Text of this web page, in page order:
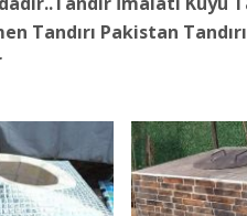
Tandırı Pakistan Tandırı